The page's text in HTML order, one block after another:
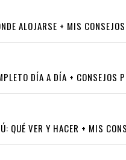
ALOJARSE + MIS CONSEJOS
DÍA A DÍA + CONSEJOS
QUÉ VER Y HACER + MIS